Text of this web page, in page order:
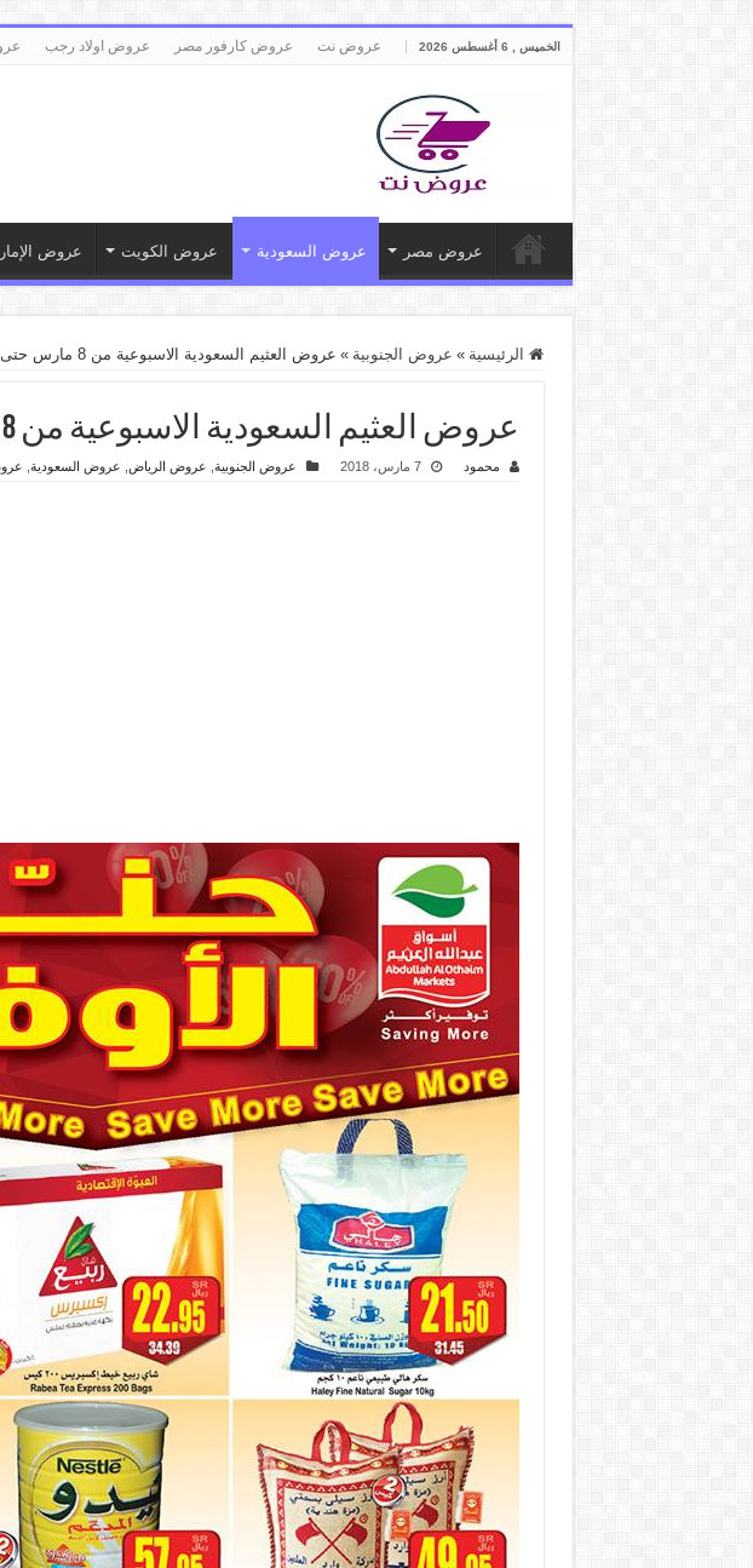
الخميس , 6 أغسطس 2026 عروض نت عروض كارفور مصر عروض اولاد رجب
عروض مصر عروض السعودية عروض الكويت عروض
الرئيسية » عروض الجنوبية » عروض العثيم السعودية الاسبوعية من 8 مارس حتى 14 مارس 2018
عروض العثيم السعودية الاسبوعية من 8 مارس حتى 14 مارس 2018
محمود 7 مارس، 2018 عروض الجنوبية عروض الرياض عروض السعودية